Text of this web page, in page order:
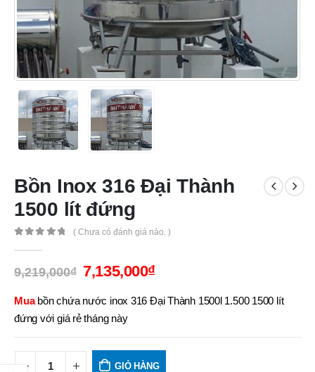
Bồn Inox 316 Đại Thành
1500 lít đứng
( Chưa có đánh giá nào. )
9,219,000₫ 7,135,000₫
Mua bồn chứa nước inox 316 Đại Thành 1500l 1.500 1500 lít
đứng với giá rẻ tháng này
GIỎ HÀNG